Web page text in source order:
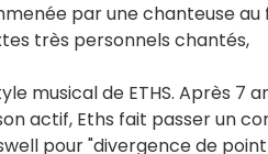
par une chanteuse
très personnels chantés,
musical de ETHS. Après 7
actif, Eths fait passer un
pour "divergence de point